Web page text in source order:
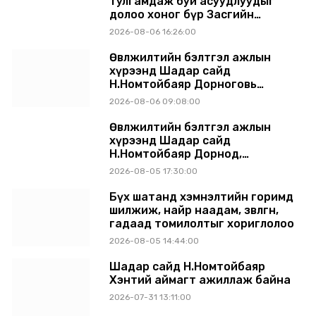
долоо хоног бүр Засгийн
газрын хуралдаанд
2026-08-06 16:26:00
Өвөлжилтийн бэлтгэл ажлын
хүрээнд Шадар сайд
Н.Номтойбаяр Дорноговь
аймагт ажиллав
2026-08-06 09:08:00
Өвөлжилтийн бэлтгэл ажлын
хүрээнд Шадар сайд
Н.Номтойбаяр Дорнод,
Сүхбаатар аймагт ажиллав
2026-08-05 17:30:00
Бүх шатанд хэмнэлтийн горимд
шилжиж, найр наадам, зөвлөгөөн,
гадаад томилолтыг хориглолоо
2026-08-05 14:44:00
Шадар сайд Н.Номтойбаяр
Хэнтий аймагт ажиллаж байна
2026-07-31 13:11:00